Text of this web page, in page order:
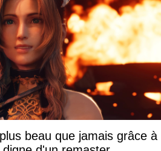
beau que jamais grâce à